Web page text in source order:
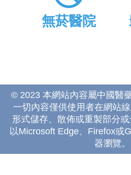
無菸醫院
© 2023 本網站內容屬中國醫
一切內容僅供使用者在網站
形式儲存、散佈或重製部分
以Microsoft Edge、Firefox或
器瀏覽。